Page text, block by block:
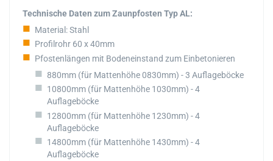
Technische Daten zum Zaunpfosten Typ AL:
Material: Stahl
Profilrohr 60 x 40mm
Pfostenlängen mit Bodeneinstand zum Einbetonieren
880mm (für Mattenhöhe 0830mm) - 3 Auflageböcke
10800mm (für Mattenhöhe 1030mm) - 4
Auflageböcke
12800mm (für Mattenhöhe 1230mm) - 4
Auflageböcke
14800mm (für Mattenhöhe 1430mm) - 4
Auflageböcke